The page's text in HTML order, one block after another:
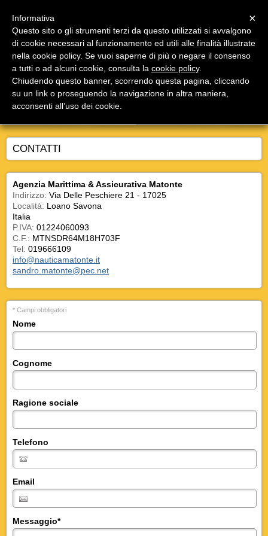
Agenzia Marittima Matonte
Agenzia pratiche nautiche ed auto, rinnovo patenti,
assicurazioni, certificazione nautica
CONTATTI
Agenzia Marittima & Assicurativa Matonte
Indirizzo: Via Delle Peschiere 21 - 17025
Località: Loano Savona
Italia
P.IVA: 01224060093
C.F.: MTNSDR64M18H703F
Tel: 019666109
info@nauticamatonte.it
sandro.matonte@pec.net
* Campi obbligatori
Nome
Cognome
Ragione sociale
Telefono
Email
Messaggio*
×
Informativa
Questo sito o gli strumenti terzi da questo utilizzati si avvalgono
di cookie necessari al funzionamento ed utili alle finalità illustrate
nella cookie policy. Se vuoi saperne di più o negare il consenso
a tutti o ad alcuni cookie, consulta la cookie policy.
Chiudendo questo banner, scorrendo questa pagina, cliccando
su un link o proseguendo la navigazione in altra maniera,
acconsenti all’uso dei cookie.